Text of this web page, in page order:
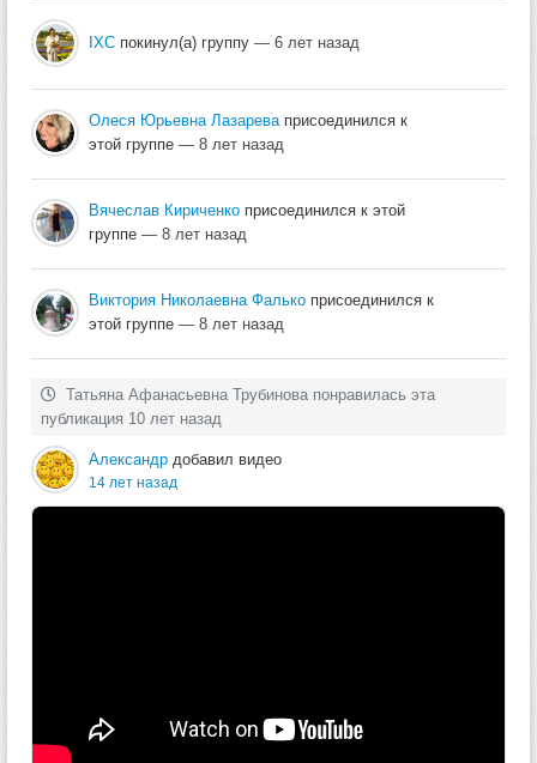
IXC покинул(а) группу — 6 лет назад
Олеся Юрьевна Лазареваприсоединился к
этой группе — 8 лет назад
Вячеслав Кириченко присоединился к этой
группе — 8 лет назад
Виктория Николаевна Фалько присоединился к
этой группе — 8 лет назад
Татьяна Афанасьевна Трубинова понравилась эта
публикация 10 лет назад
Александр добавил видео
14 лет назад